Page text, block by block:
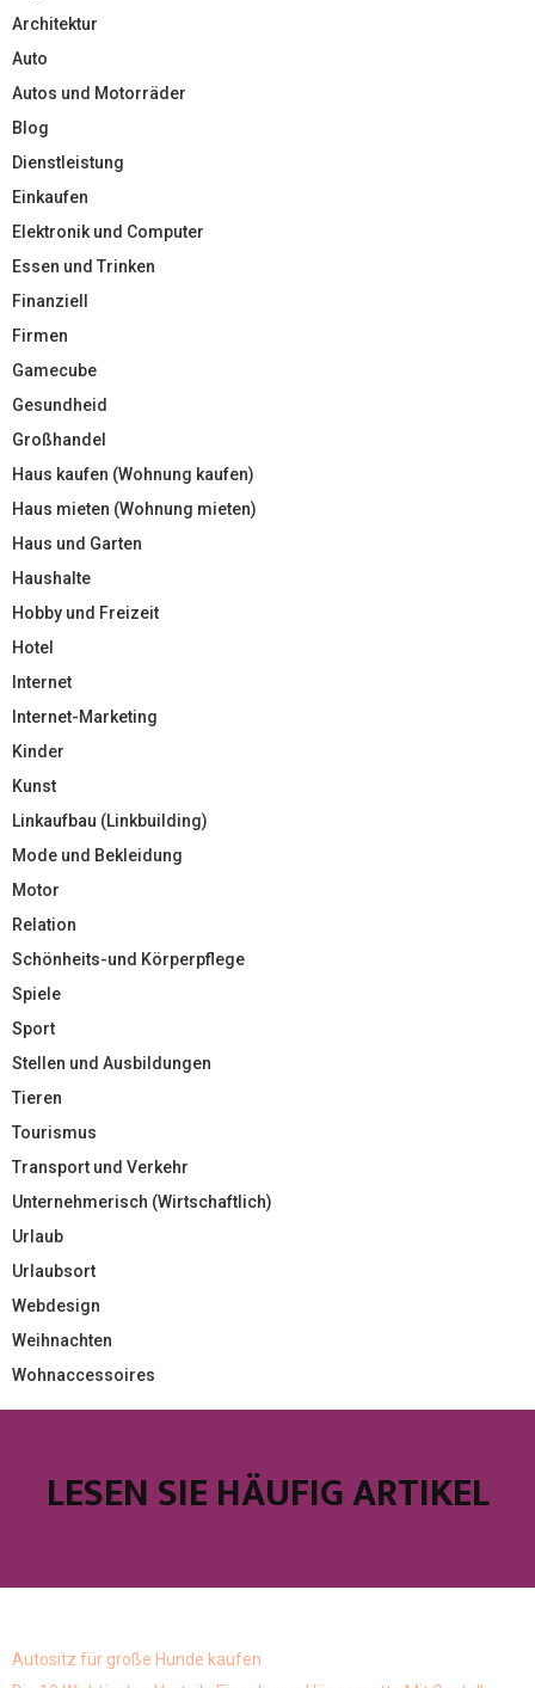
Architektur
Auto
Autos und Motorräder
Blog
Dienstleistung
Einkaufen
Elektronik und Computer
Essen und Trinken
Finanziell
Firmen
Gamecube
Gesundheid
Großhandel
Haus kaufen (Wohnung kaufen)
Haus mieten (Wohnung mieten)
Haus und Garten
Haushalte
Hobby und Freizeit
Hotel
Internet
Internet-Marketing
Kinder
Kunst
Linkaufbau (Linkbuilding)
Mode und Bekleidung
Motor
Relation
Schönheits-und Körperpflege
Spiele
Sport
Stellen und Ausbildungen
Tieren
Tourismus
Transport und Verkehr
Unternehmerisch (Wirtschaftlich)
Urlaub
Urlaubsort
Webdesign
Weihnachten
Wohnaccessoires
LESEN SIE HÄUFIG ARTIKEL
Autositz für große Hunde kaufen